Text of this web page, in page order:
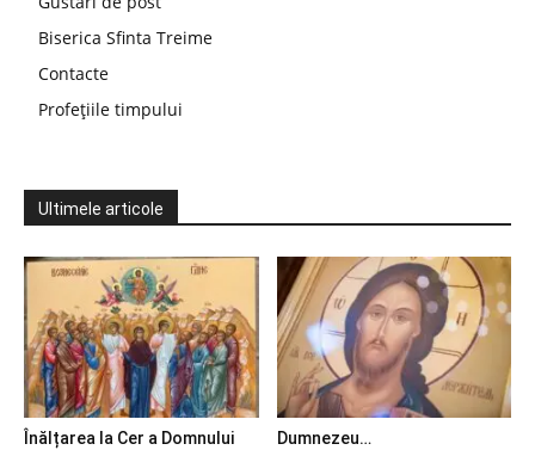
Biserica Sfinta Treime
Contacte
Profețiile timpului
Ultimele articole
Înălțarea la Cer a Domnului
Dumnezeu…